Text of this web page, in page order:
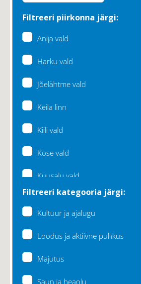
Filtreeri piirkonna järgi:
Anija vald
Harku vald
Jõelähtme vald
Keila linn
Kiili vald
Kose vald
Kuusalu vald
Lääne-Harju vald
Filtreeri kategooria järgi:
Kultuur ja ajalugu
Loodus ja aktiivne puhkus
Majutus
Saun ja heaolu